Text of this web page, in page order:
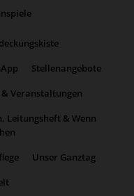
Stellenangebote
Veranstaltungen
Leitungsheft & Wenn
Unser Ganztag